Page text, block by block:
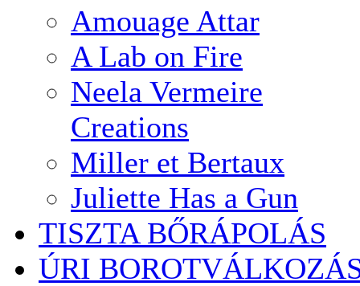
Amouage Attar
A Lab on Fire
Neela Vermeire
Creations
Miller et Bertaux
Juliette Has a Gun
TISZTA BŐRÁPOLÁS
ÚRI